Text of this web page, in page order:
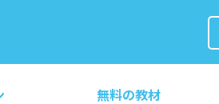
無料の教材